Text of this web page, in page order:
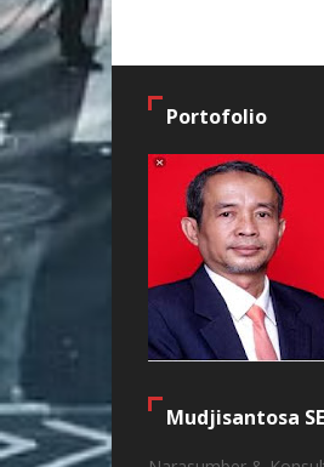
Portofolio
Mudjisantosa